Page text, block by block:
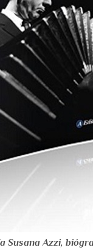
Susana Azzi,